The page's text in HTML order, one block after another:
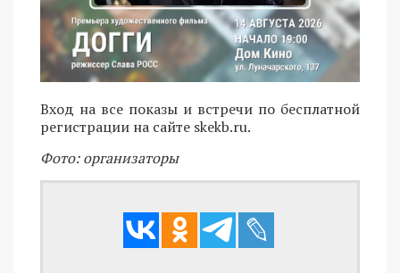
Вход на все показы и встречи по бесплатной
регистрации на сайте skekb.ru.
Фото: организаторы